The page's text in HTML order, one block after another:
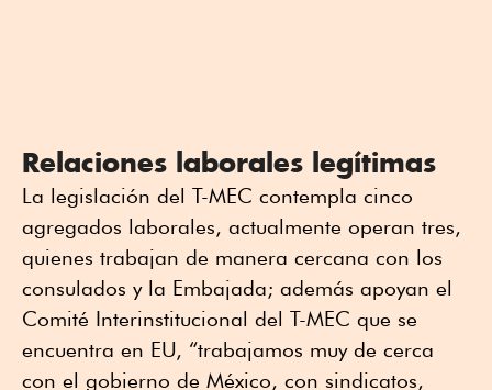
Relaciones laborales legítimas
La legislación del T-MEC contempla cinco
agregados laborales, actualmente operan tres,
quienes trabajan de manera cercana con los
consulados y la Embajada; además apoyan el
Comité Interinstitucional del T-MEC que se
encuentra en EU, “trabajamos muy de cerca
con el gobierno de México, con sindicatos,